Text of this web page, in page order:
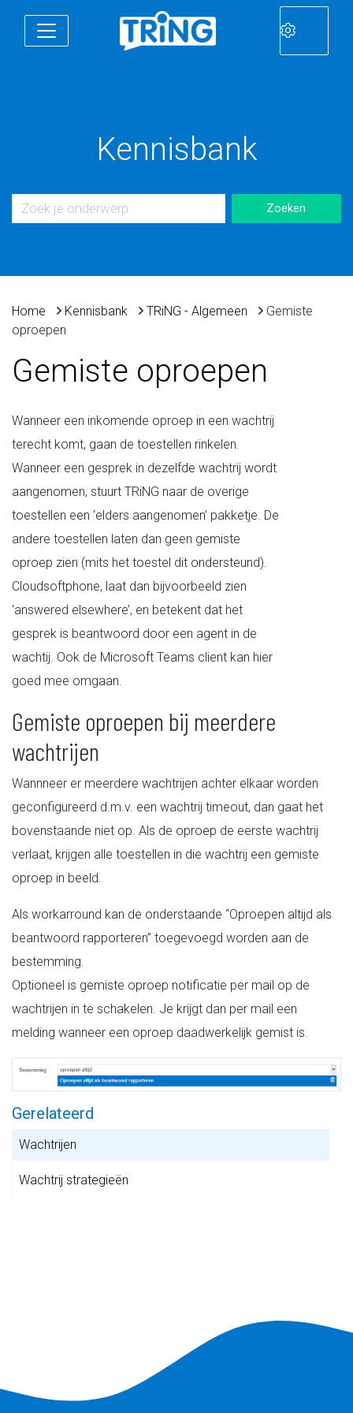
Kennisbank
Home Kennisbank TRiNG - Algemeen
Gemiste
oproepen
Gemiste oproepen
Wanneer een inkomende oproep in een wachtrij
terecht komt, gaan de toestellen rinkelen.
Wanneer een gesprek in dezelfde wachtrij wordt
aangenomen, stuurt TRiNG naar de overige
toestellen een ‘elders aangenomen’ pakketje. De
andere toestellen laten dan geen gemiste
oproep zien (mits het toestel dit ondersteund).
Cloudsoftphone, laat dan bijvoorbeeld zien
‘answered elsewhere’, en betekent dat het
gesprek is beantwoord door een agent in de
wachtij. Ook de Microsoft Teams client kan hier
goed mee omgaan.
Gemiste oproepen bij meerdere
wachtrijen
Wannneer er meerdere wachtrijen achter elkaar worden
geconfigureerd d.m.v. een wachtrij timeout, dan gaat het
bovenstaande niet op. Als de oproep de eerste wachtrij
verlaat, krijgen alle toestellen in die wachtrij een gemiste
oproep in beeld.
Als workarround kan de onderstaande “Oproepen altijd als
beantwoord rapporteren” toegevoegd worden aan de
bestemming.
Optioneel is gemiste oproep notificatie per mail op de
wachtrijen in te schakelen. Je krijgt dan per mail een
melding wanneer een oproep daadwerkelijk gemist is.
Gerelateerd
Wachtrijen
Wachtrij strategieën